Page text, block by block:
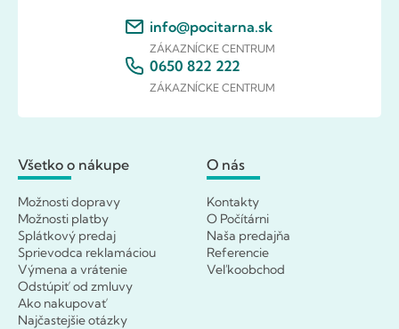
info@pocitarna.sk
ZÁKAZNÍCKE CENTRUM
0650 822 222
ZÁKAZNÍCKE CENTRUM
Všetko o nákupe
Možnosti dopravy
Možnosti platby
Splátkový predaj
Sprievodca reklamáciou
Výmena a vrátenie
Odstúpiť od zmluvy
Ako nakupovať
Najčastejšie otázky
O nás
Kontakty
O Počítárni
Naša predajňa
Referencie
Veľkoobchod